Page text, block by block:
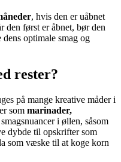
, hvis den er uåbnet
den først er åbnet, bør den
dens optimale smag og
rester?
på mange kreative måder i
som marinader,
i øllen, såsom
dybde til opskrifter som
som væske til at koge korn